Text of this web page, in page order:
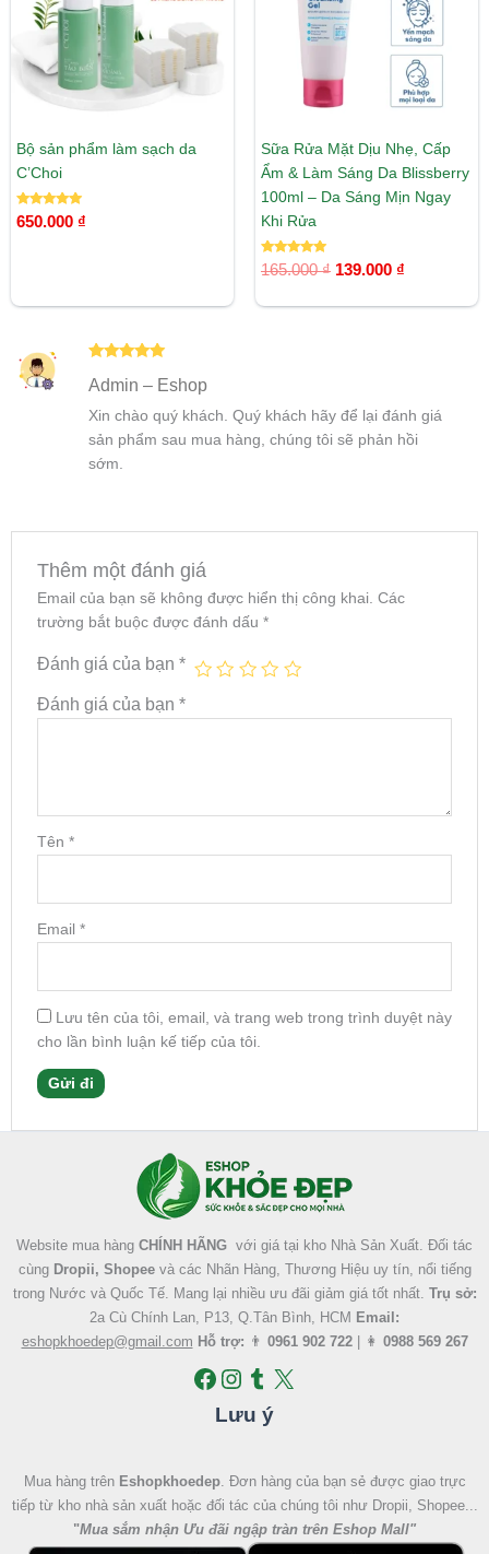
Bộ sản phẩm làm sạch da
C’Choi
Được xếp
hạng
650.000 ₫
Sữa Rửa Mặt Dịu Nhẹ, Cấp
Ẩm & Làm Sáng Da Blissberry
100ml – Da Sáng Mịn Ngay
Khi Rửa
Được xếp
hạng
165.000₫ 139.000 ₫
hạng55
Admin – Eshop
Xin chào quý khách. Quý khách hãy để lại đánh giá
sản phẩm sau mua hàng, chúng tôi sẽ phản hồi
sớm.
Thêm một đánh giá
Email của bạn sẽ không được hiển thị công khai. Các
trường bắt buộc được đánh dấu *
Đánh giá của bạn *
Đánh giá của bạn *
Tên *
Email *
Lưu tên của tôi, email, và trang web trong trình duyệt này
cho lần bình luận kế tiếp của tôi.
Website mua hàng CHÍNH HÃNG với giá tại kho Nhà Sản Xuất. Đối tác
cùng Dropii, Shopeevà các Nhãn Hàng, Thương Hiệu uy tín, nổi tiếng
trong Nước và Quốc Tế. Mang lại nhiều ưu đãi giảm giá tốt nhất. Trụ sở:
2a Cù Chính Lan, P13, Q.Tân Bình, HCM Email:
eshopkhoedep@gmail.com Hỗ trợ: 👨 0961 902 722| 👩 0988 569 267
Lưu ý
Mua hàng trên Eshopkhoedep. Đơn hàng của bạn sẻ được giao trực
tiếp từ kho nhà sản xuất hoặc đối tác của chúng tôi như Dropii, Shopee...
"Mua sắm nhận Ưu đãi ngập tràn trên Eshop Mall"